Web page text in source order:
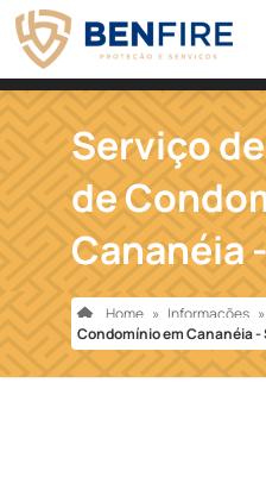
Serviço
de
Cananéia
Home » Informações »
Condomínio em Cananéia -